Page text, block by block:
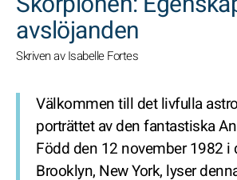
avslöjanden
Skriven av Isabelle Fortes
Välkommen till det livfulla
porträttet av den fantastiska
Född den 12 november 1982 i
Brooklyn, New York, lyser